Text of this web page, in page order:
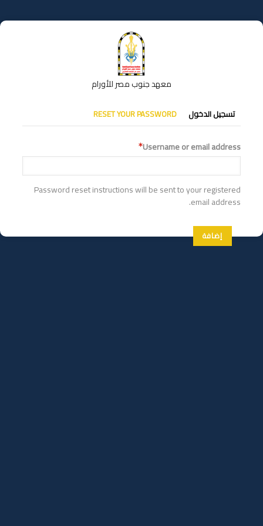
إلى
المحتوى
معهد جنوب مصر للأورام
التبويبات
الأساسية
تسجيل الدخول RESET YOUR PASSWORD
Username or email address
Password reset instructions will be sent to your registered
email address.